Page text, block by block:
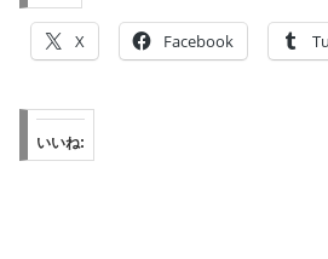
X Facebook
いいね: